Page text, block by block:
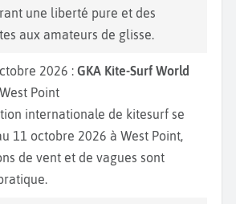
une liberté pure et des
aux amateurs de glisse.
2026 : GKA Kite-Surf World
Point
internationale de kitesurf se
11 octobre 2026 à West Point,
de vent et de vagues sont